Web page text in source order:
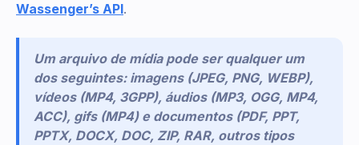
Wassenger’s API.
Um arquivo de mídia pode ser qualquer um
dos seguintes: imagens (JPEG, PNG, WEBP),
vídeos (MP4, 3GPP), áudios (MP3, OGG, MP4,
ACC), gifs (MP4) e documentos (PDF, PPT,
PPTX, DOCX, DOC, ZIP, RAR, outros tipos